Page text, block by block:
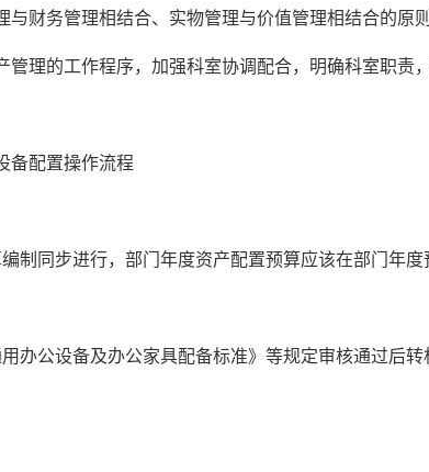
财务管理相结合、实物管理与价值管理相结合的原
理的工作程序，加强科室协调配合，明确科室职责
备配置操作流程
制同步进行，部门年度资产配置预算应该在部门年
办公设备及办公家具配备标准》等规定审核通过后